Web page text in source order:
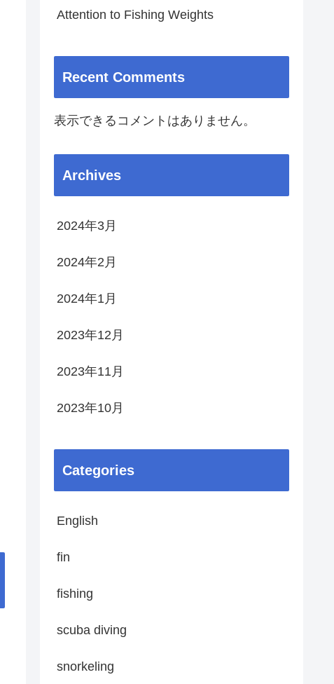
Attention to Fishing Weights
Recent Comments
表示できるコメントはありません。
Archives
2024年3月
2024年2月
2024年1月
2023年12月
2023年11月
2023年10月
Categories
English
fin
fishing
scuba diving
snorkeling